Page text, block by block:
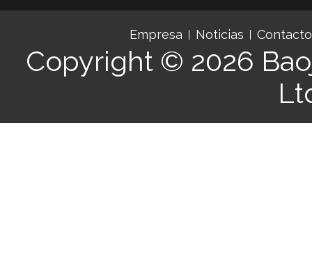
Empresa Noticias Contacto
Copyright © 2026